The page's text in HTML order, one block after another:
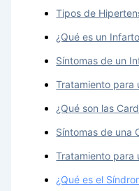
Tipos de
¿Qué es un
Síntomas de un
Tratamiento para
¿Qué son las
Síntomas de una
Tratamiento para
¿Qué es el